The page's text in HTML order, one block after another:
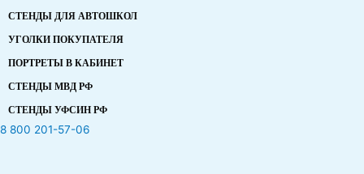
СТЕНДЫ ДЛЯ АВТОШКОЛ
УГОЛКИ ПОКУПАТЕЛЯ
ПОРТРЕТЫ В КАБИНЕТ
СТЕНДЫ МВД РФ
СТЕНДЫ УФСИН РФ
8 800 201-57-06